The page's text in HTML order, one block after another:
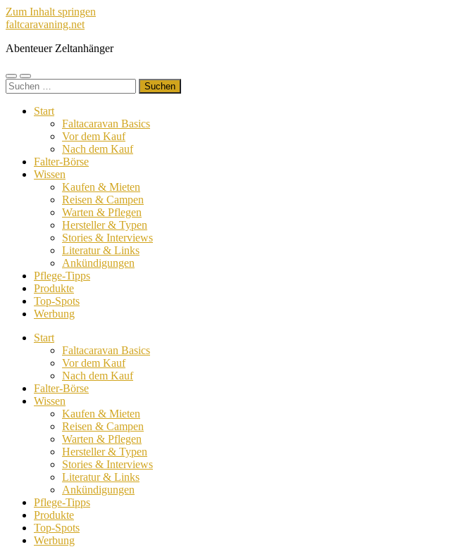
Zum Inhalt springen
faltcaravaning.net
Abenteuer Zeltanhänger
Mobile-
Menü
Suchfeld
ein-/ausblenden
Suchen
nach:
Start
Faltacaravan Basics
Vor dem Kauf
Nach dem Kauf
Falter-Börse
Wissen
Kaufen & Mieten
Reisen & Campen
Warten & Pflegen
Hersteller & Typen
Stories & Interviews
Literatur & Links
Ankündigungen
Pflege-Tipps
Produkte
Top-Spots
Werbung
Start
Faltacaravan Basics
Vor dem Kauf
Nach dem Kauf
Falter-Börse
Wissen
Kaufen & Mieten
Reisen & Campen
Warten & Pflegen
Hersteller & Typen
Stories & Interviews
Literatur & Links
Ankündigungen
Pflege-Tipps
Produkte
Top-Spots
Werbung